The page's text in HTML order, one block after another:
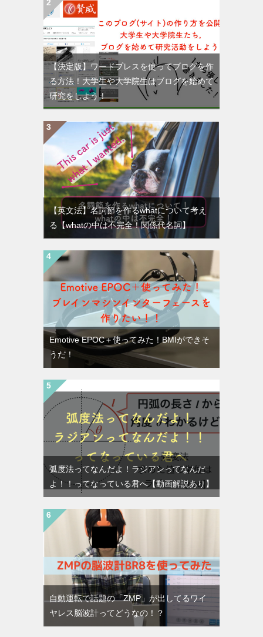
【決定版】ワードプレスを使ってブログを作
る方法！大学生や大学院生はブログを始めて
研究をしよう！
【英文法】名詞節を作るwhatについて考え
る【whatの中は不完全！関係代名詞】
Emotive EPOC＋使ってみた！BMIができそ
うだ！
弧度法ってなんだよ！ラジアンってなんだ
よ！！ってなっている君へ【動画解説あり】
自動運転で話題の「ZMP」が出してるワイ
ヤレス脳波計ってどうなの！？